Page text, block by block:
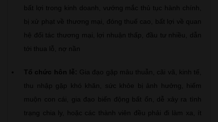
bất lợi trong kinh doanh, vướng mắc thủ tục hành chính,
bị xử phạt về thương mại, đóng thuế cao, bất lợi về quan
hệ đối tác thương mại, lợi nhuận thấp, đầu tư nhiều, dẫn
tới thua lỗ, nợ nần
Tổ chức hôn lễ: Gia đạo gặp mâu thuẫn, cãi vã, kinh tế,
thu nhập gặp khó khăn, sức khỏe bị ảnh hưởng, hiếm
muộn con cái, gia đạo biến động bất ổn, dễ xảy ra tình
trạng chia ly, hoặc các thành viên đều phải đi làm xa, ít